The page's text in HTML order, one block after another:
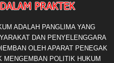
ADALAH PANGLIMA YANG
DAN PENYELENGGARA
OLEH APARAT PENEGAK
MENGEMBAN POLITIK HUKUM